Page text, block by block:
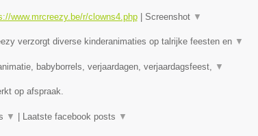
www.mrcreezy.be/r/clowns4.php| Screenshot ▼
verzorgt diverse kinderanimaties op talrijke feesten en ▼
babyborrels, verjaardagen, verjaardagsfeest, ▼
op afspraak.
▼ Laatste facebook posts ▼